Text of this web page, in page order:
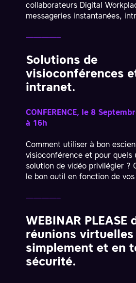
collaborateurs Digital
messageries instantanées,
————–
Solutions de
visioconférences
intranet.
CONFERENCE, le 8
à 16h
Comment utiliser à bon
visioconférence et pour quels
solution de vidéo privilégier ?
le bon outil en fonction de
————–
WEBINAR PLEASE
réunions virtuelles
simplement et en
sécurité.